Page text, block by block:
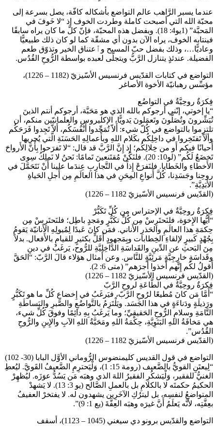
عندما يسبر الرَّاهب عالم التواضع بأشكاله كافّة، يصل بسرعة إلى
محبّة الله التي أصبحت كاملة وطردت الخوف إذ “لا خَوفَ في
المَحبَّة” (1يو4: 18). وبفضل هذه المحبّة، فإنّ كلَّ ما كان يراه سابقًا
فينتابه الخوف، يراه الآن بدون أي مشقّة كما لو كان ذلك طبيعيًّا
وعاديًّا…، وذلك بفضل حبّ المسيح وٱعتناق الخير وتذوّق طعم
الفضيلة. عندئذٍ يتنازل الرَّبُّ ويتجلّى لعبده بواسطة الرُّوحِ القُدُس.
التواضع في كتابات القدّيس فرنسيس الأسّيزيّ (1182 – 1226)،
مؤسِّس رهبانيّة الأخوة الأصاغر
فِكرَةٌ روحِيَّةٌ في التواضُع
“يا إخوتي، إنّني أرجوكم بالله الذي هو مَحَبَّة، أرجوكم أنتم الذينَ
تُبَشِّرونَ وتُصَلّونَ وتَعمَلونَ يَدويًّا، الإكليروس والعلمانيّين منكم، أن
تلتزموا بالتواضع في كُلّ شيء: أَلاّ تُمَجِّدوا أَنْفُسَكُم، أَلاّ تَجِدوا فَرَحَكُم
وألَاّ تَفتَخِروا في داخِلِكُم بكَلام اللهِ وبأَعمالِهِ الحَسَنَةِ الَّتي يُجريها
أَحيانًا فيكم أَو من خِلالِكُم؛ إِذ إِنَّ الرَّبَّ قد قال: “لا تَفرَحوا بِأَنَّ الأَرواحَ
تَخضَعُ لَكُم” (لو10: 20). فلنَكُنْ مُقتَنعينَ تَمامًا: نَحنُ لا نَملِكُ سِوى
الأَخطاءِ والخَطايا. فلنَفرَحْ إِذاً في التَّجارِبِ عِندَما علينا أَنْ نَتَحَمَّلَ في
روحِنا وجَسَدِنا، كُلَّ أَنواعِ المِحَنِ في هذا العالَمِ مِن أَجلِ الحَياةِ
الأَبَدِيَّةِ”.
(القدّيس فرنسيس الأسّيزيّ 1182 – 1226)
فِكرَةٌ روحِيَّةٌ في الإحتراس من كُلِّ تَكَبُّرْ
“أَيُّها الإِخوَة، فلنَحتَرِسْ مِن كُلِّ تكَبُّرٍ ومَجدٍ باطِل؛ فلنَحتَرِسْ مِن
حِكمَةِ هذا العالَمِ والحَذرِ الأَناني. فمَن كانَ عَبدًا لِمُيولِهِ الأَنانيّة يَقومُ
بِجُهْدٍ كَبيرٍ لإلقاءِ الخِطابات وبِمَجهودٍ أَقَلٍّ بكثيرٍ للقيامِ بالأَفعال. بدلاً
مِنَ البَحثِ عن الدِّينِ والقَداسَةِ الدَّاخِلِيَّةِ للرُّوح، يَرغَبُ في دينِ
وقَداسَةٍ خارِجِيَّةٍ مَرئِيَّةٍ للنَّاس. وعن أمثال هؤلاء قالَ الرَّبّ: “الحَقَّ
أَقولُ لكُم إِنَّهم أَخذوا أَجرَهم” (متى 6: 2).
(القدّيس فرنسيس الأسّيزيّ 1182 – 1226)
فِكرَةٌ روحِيَّةٌ في الطَّاعَةِ لروحِ الرَّبّ
“أَمَّا مَن كانَ مُطيعًا لرُوحِ الرَّبّ، فيَرغَبُ في إِخضاعِ كُلِّ ما هو تَكَبُّرٍ
ورَذيلَةٍ ودَناءَةٍ في هذا الجَسَد. ويَلْتَزِمُ بالتَّواضُعِ والصَّبرِ والبَساطَةِ
التَّامَةِ وسلامِ الرُّوحِ الحَقيقيِّ؛ وما يَرغَبُ بِهِ دائِمًا وفوقَ كُلِّ شيء،
هي مَخافَةُ اللهِ البَنَوِيَّةِ، حِكْمَةُ اللهِ ومَحَبَّةُ اللهِ الآبِ والإِبنِ والرُّوحِ
القُدُس”.
(القدّيس فرنسيس الأسّيزيّ 1182 – 1226)
التواضع في قول القديس كليمنضوس الرُّوماني الأوَّل البابا (30- 102)
“لِيعتَنِ القويُّ بالضَّعيف (رومة 15: 1)، وَلْيَحترِمِ الضَّعيفُ القَويَّ. ليُعطِ
الغنيُّ للفقير، وَلْيَشكُرِ الفقيرُ اللهَ الذي وهبَه مَن يَسُدُّ عوَزَه. ليُظهِرْ
الحكيمُ حكمتَه لا بالكلامِ بل بالعملِ الصَّالح (يو 3: 13). لا يَشهدْ
المتواضعُ لنفسِه، بل ليترُكِ الآخَرِين يشهدون له. لا يفتخرْ العفيفُ
بعِفَّتِه، لأنَّه يَعلَمُ أَنَّ غيرَه وهبَه العِفَّةَ (يع 1: 9)”.
التواضع والقدّيس برونو دي سيغني (1045 – 1123)، أسقف